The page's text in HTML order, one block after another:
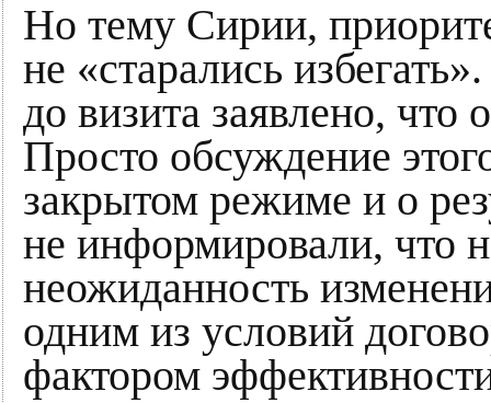
Но тему Сирии,
не «старались
до визита заявлено, что
Просто обсуждение
закрытом режиме и о
не информировали, что
неожиданность
одним из условий
фактором